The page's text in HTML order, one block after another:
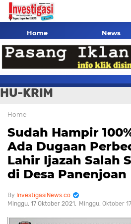
Home News
HU-KRIM
Home
Sudah Hampir
Ada Dugaan
Lahir Ijazah Salah
di Desa Panenjoan
InvestigasiNews.co
Minggu, 17 Oktober 2021
Minggu, Oktober